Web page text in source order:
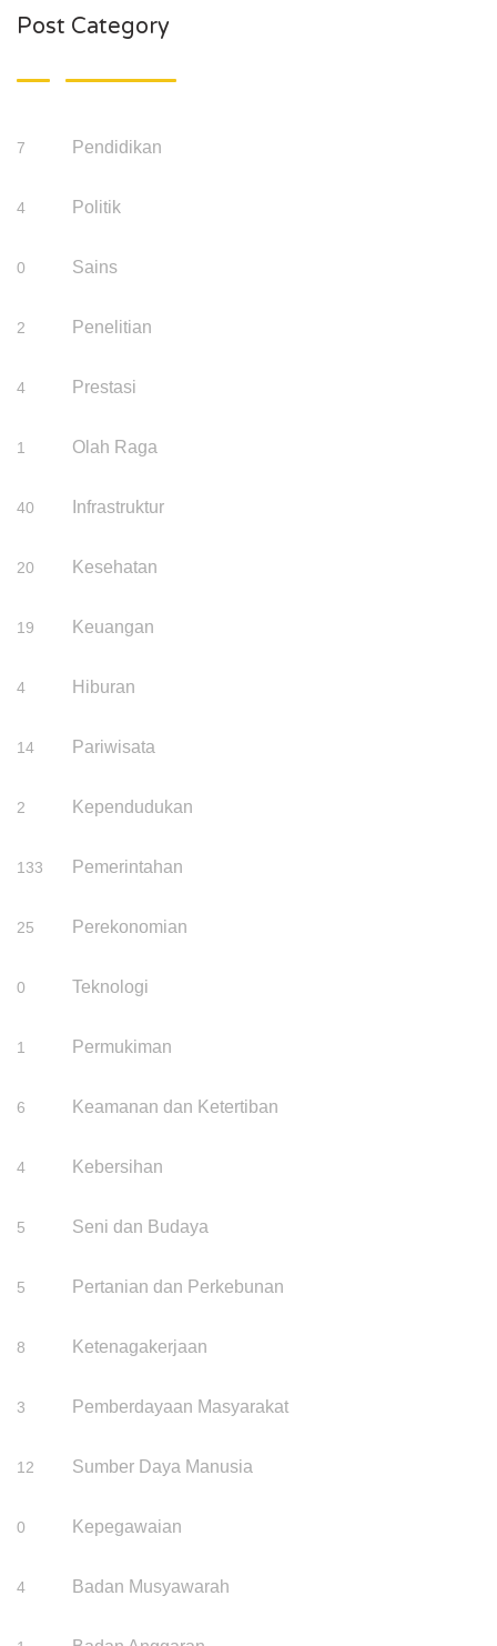
Post Category
7 Pendidikan
4 Politik
0 Sains
2 Penelitian
4 Prestasi
1 Olah Raga
40 Infrastruktur
20 Kesehatan
19 Keuangan
4 Hiburan
14 Pariwisata
2 Kependudukan
133 Pemerintahan
25 Perekonomian
0 Teknologi
1 Permukiman
6 Keamanan dan Ketertiban
4 Kebersihan
5 Seni dan Budaya
5 Pertanian dan Perkebunan
8 Ketenagakerjaan
3 Pemberdayaan Masyarakat
12 Sumber Daya Manusia
0 Kepegawaian
4 Badan Musyawarah